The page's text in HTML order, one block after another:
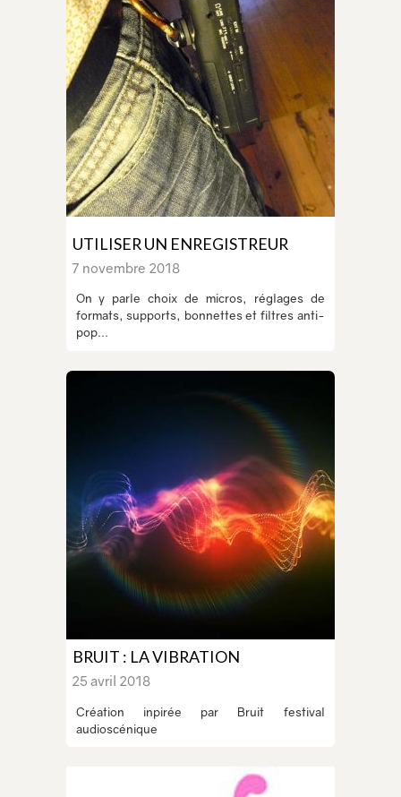
UTILISER UN ENREGISTREUR
7 novembre 2018
On y parle choix de micros, réglages de
formats, supports, bonnettes et filtres anti-
pop...
BRUIT : LA VIBRATION
25 avril 2018
Création inpirée par Bruit festival
audioscénique